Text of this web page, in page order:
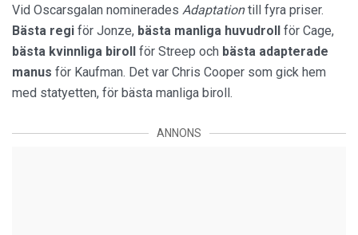
Vid Oscarsgalan nominerades Adaptationtill fyra priser.
Bästa regi för Jonze, bästa manliga huvudroll för Cage,
bästa kvinnliga biroll för Streep och bästa adapterade
manus för Kaufman. Det var Chris Cooper som gick hem
med statyetten, för bästa manliga biroll.
ANNONS